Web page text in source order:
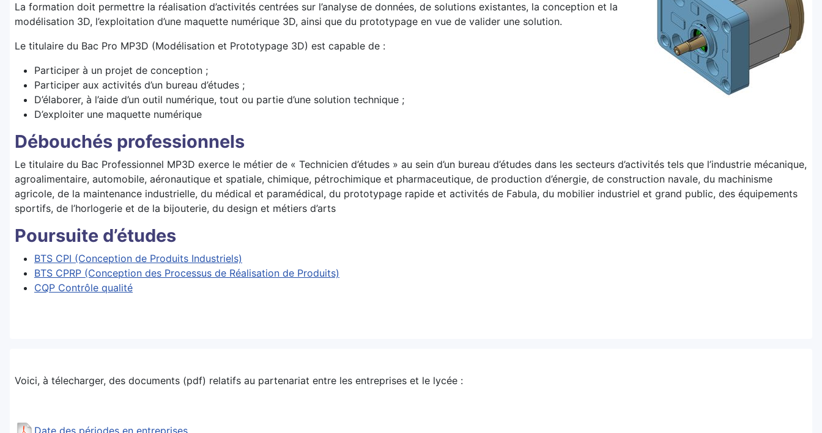
La formation doit permettre la réalisation d’activités centrées sur l’analyse de données, de solutions existantes, la conception et la
modélisation 3D, l’exploitation d’une maquette numérique 3D, ainsi que du prototypage en vue de valider une solution.
Le titulaire du Bac Pro MP3D (Modélisation et Prototypage 3D) est capable de :
Participer à un projet de conception ;
Participer aux activités d’un bureau d’études ;
D’élaborer, à l’aide d’un outil numérique, tout ou partie d’une solution technique ;
D’exploiter une maquette numérique
Débouchés professionnels
Le titulaire du Bac Professionnel MP3D exerce le métier de « Technicien d’études » au sein d’un bureau d’études dans les secteurs d’activités tels que l’industrie mécanique,
agroalimentaire, automobile, aéronautique et spatiale, chimique, pétrochimique et pharmaceutique, de production d’énergie, de construction navale, du machinisme
agricole, de la maintenance industrielle, du médical et paramédical, du prototypage rapide et activités de Fabula, du mobilier industriel et grand public, des équipements
sportifs, de l’horlogerie et de la bijouterie, du design et métiers d’arts
Poursuite d’études
BTS CPI (Conception de Produits Industriels)
BTS CPRP (Conception des Processus de Réalisation de Produits)
CQP Contrôle qualité
Voici, à télecharger, des documents (pdf) relatifs au partenariat entre les entreprises et le lycée :